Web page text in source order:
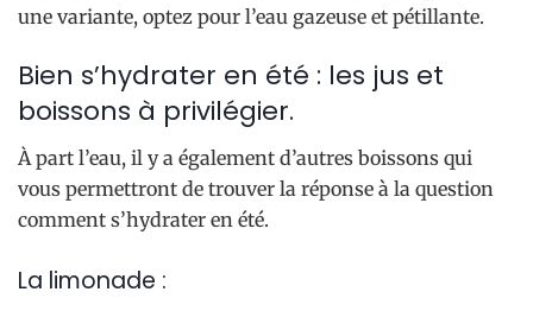
une variante, optez pour l’eau gazeuse et pétillante.
Bien s’hydrater en été : les jus et
boissons à privilégier.
À part l’eau, il y a également d’autres boissons qui
vous permettront de trouver la réponse à la question
comment s’hydrater en été.
La limonade :